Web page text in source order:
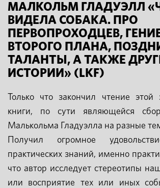
МАЛКОЛЬМ ГЛАДУЭЛЛ
ВИДЕЛА СОБАКА. ПРО
ПЕРВОПРОХОДЦЕВ,
ВТОРОГО ПЛАНА,
ТАЛАНТЫ, А ТАКЖЕ
ИСТОРИИ» (LKF)
Только что закончил чтение этой
книги, по сути являющейся
Малькольма Гладуэлла на разные
Получил огромное
практических знаний, именно
что автор исследует стереотипы
или восприятие тех или иных